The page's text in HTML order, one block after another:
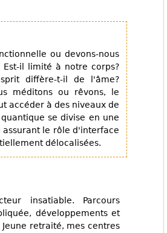
ou devons-nous
il limité à notre corps?
diffère-t-il de l'âme?
méditons ou rêvons, le
accéder à des niveaux de
se divise en une
le rôle d'interface
délocalisées.
insatiable. Parcours
développements et
retraité, mes centres